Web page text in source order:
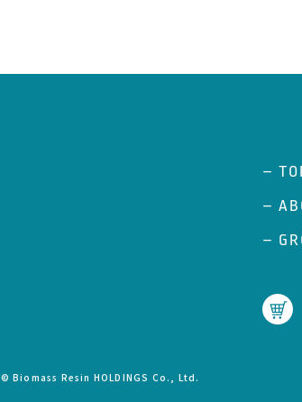
–
–
–
© Biomass Resin HOLDINGS Co., Ltd.